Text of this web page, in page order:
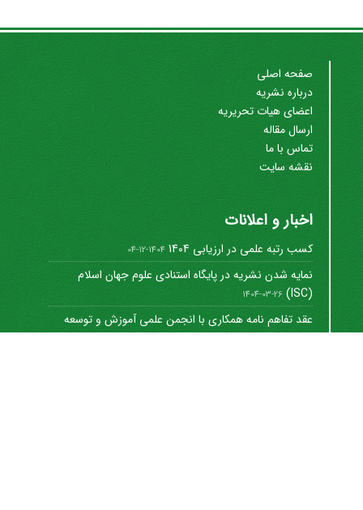
صفحه اصلی
درباره نشریه
اعضای هیات تحریریه
ارسال مقاله
تماس با ما
نقشه سایت
اخبار و اعلانات
کسب رتبه علمی در ارزیابی 1404 1404-12-04
نمایه شدن نشریه در پایگاه استنادی علوم جهان اسلام
(ISC)
1404-03-26
عقد تفاهم نامه همکاری با انجمن علمی آموزش و توسعه
منابع ...